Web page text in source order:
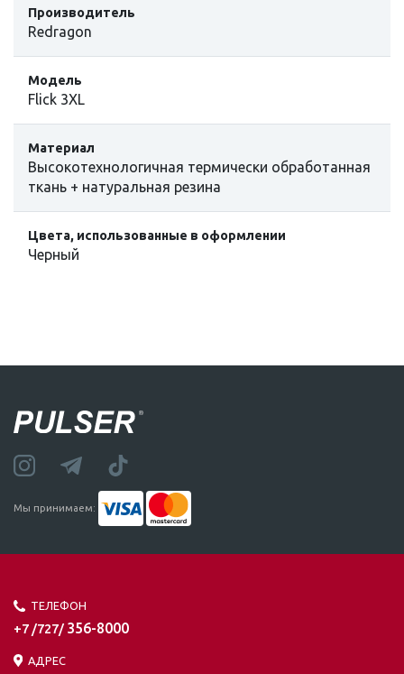
Производитель
Redragon
Модель
Flick 3XL
Материал
Высокотехнологичная термически обработанная
ткань + натуральная резина
Цвета, использованные в оформлении
Черный
Мы принимаем:
ТЕЛЕФОН
+7 /727/ 356-8000
АДРЕС